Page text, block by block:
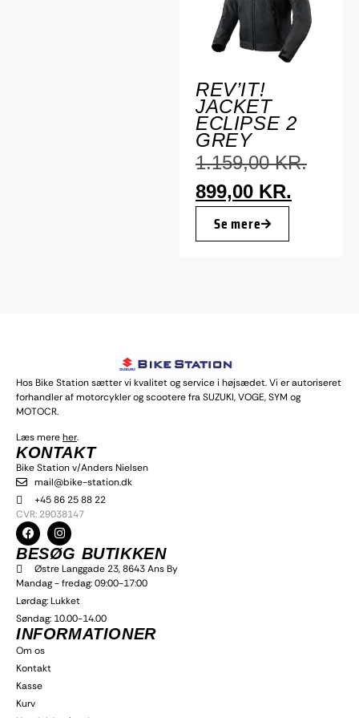
I alt
REV’IT!
JACKET
ECLIPSE 2
GREY
1.159,00KR.
899,00 KR.
Se mere
Hos Bike Station sætter vi kvalitet og service i højsædet. Vi er autoriseret
forhandler af motorcykler og scootere fra SUZUKI, VOGE, SYM og
MOTOCR.
Læs mereher.
KONTAKT
Bike Station v/Anders Nielsen
mail@bike-station.dk
+45 86 25 88 22
CVR: 29038147
BESØG BUTIKKEN
Østre Langgade 23, 8643 Ans By
Mandag - fredag: 09:00-17:00
Lørdag: Lukket
Søndag: 10.00-14.00
INFORMATIONER
Om os
Kontakt
Kasse
Kurv